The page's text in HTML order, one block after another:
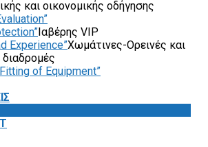
και οικονομικής οδήγησης
Ιαβέρης VIP
Experience”Χωμάτινες-Ορεινές και
of Equipment”